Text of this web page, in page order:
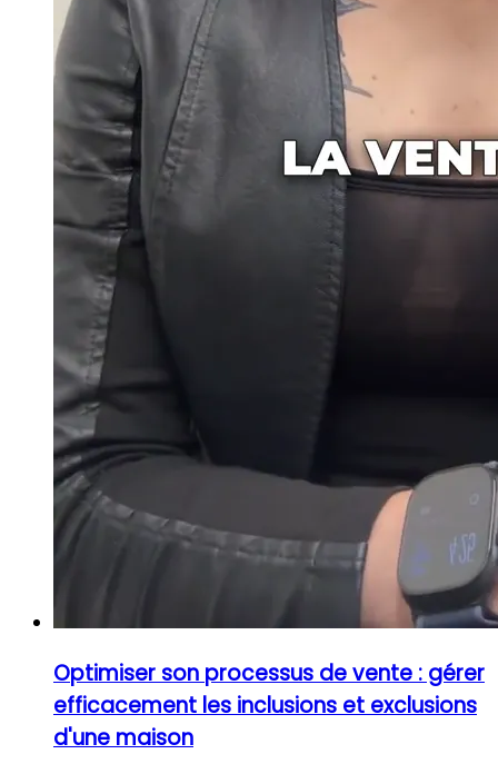
Optimiser son processus de vente : gérer
efficacement les inclusions et exclusions
d'une maison